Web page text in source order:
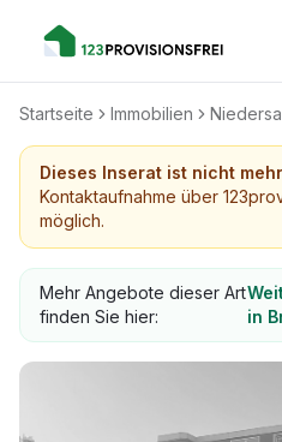
Startseite Immobilien
Dieses Inserat ist nicht
Kontaktaufnahme über
möglich.
Mehr Angebote dieser Art
finden Sie hier:
in